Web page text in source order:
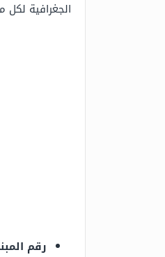
الجغرافية
رقم